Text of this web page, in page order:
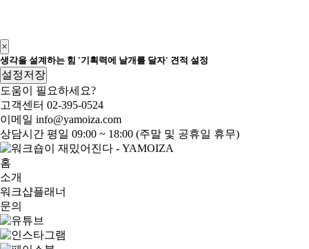
×
생각을 설계하는 힘 '기획력에 날개를 달자' 견적 설정
설정저장
도움이 필요하세요?
고객센터 02-395-0524
이메일 info@yamoiza.com
상담시간 평일 09:00 ~ 18:00 (주말 및 공휴일 휴무)
홈
소개
워크샵플래너
문의